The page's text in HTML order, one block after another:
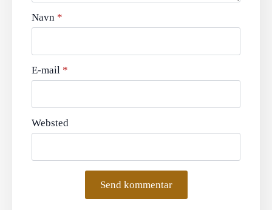
Navn *
E-mail *
Websted